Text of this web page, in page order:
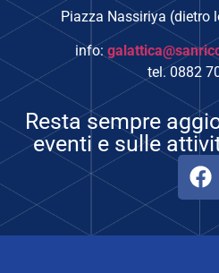
Piazza Nassiriya (dietro
info:
tel. 0882
Resta sempre
eventi e sulle